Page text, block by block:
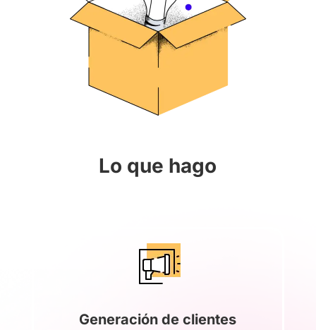
Lo que hago
Generación de clientes